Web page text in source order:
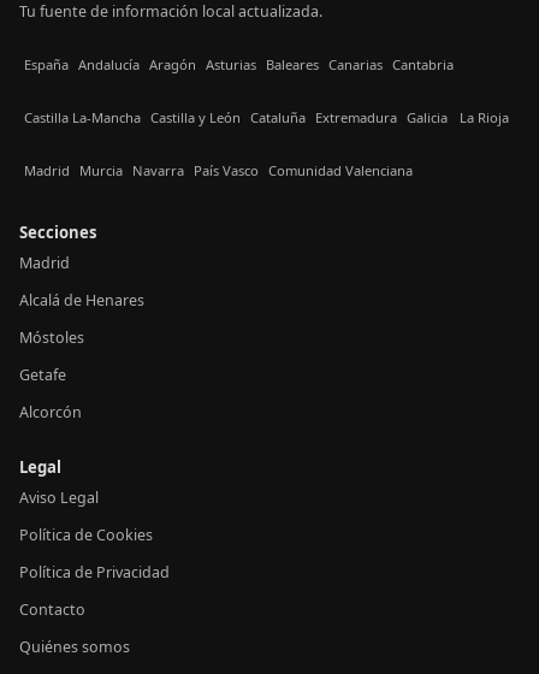
Tu fuente de información local actualizada.
España Andalucía Aragón Asturias Baleares Canarias Cantabria
Castilla La-Mancha Castilla y León Cataluña Extremadura Galicia La Rioja
Madrid Murcia Navarra País Vasco Comunidad Valenciana
Secciones
Madrid
Alcalá de Henares
Móstoles
Getafe
Alcorcón
Legal
Aviso Legal
Política de Cookies
Política de Privacidad
Contacto
Quiénes somos